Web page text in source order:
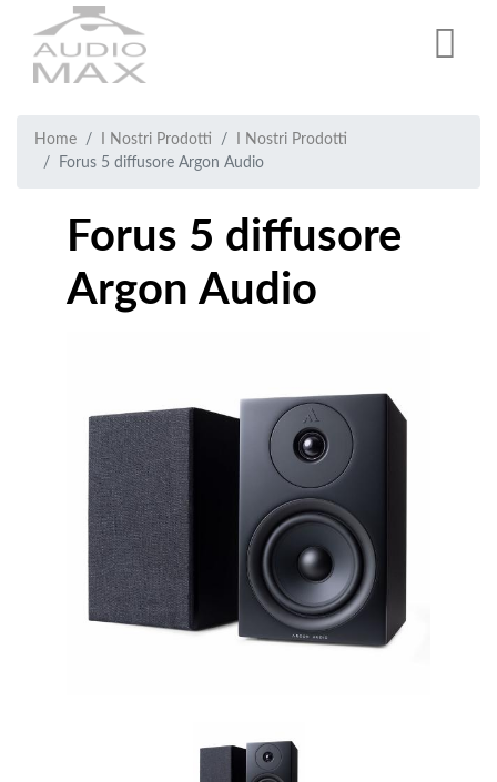
Breadcrumb
Briciole
di
pane
Home I Nostri Prodotti
I Nostri Prodotti
Forus 5 diffusore Argon Audio
Forus 5 diffusore
Argon Audio